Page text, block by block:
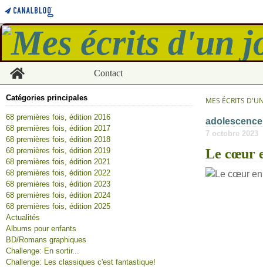
Home
Contact
Catégories principales
68 premières fois, édition 2016
68 premières fois, édition 2017
68 premières fois, édition 2018
68 premières fois, édition 2019
68 premières fois, édition 2021
68 premières fois, édition 2022
68 premières fois, édition 2023
68 premières fois, édition 2024
68 premières fois, édition 2025
Actualités
Albums pour enfants
BD/Romans graphiques
Challenge: En sortir...
Challenge: Les classiques c'est fantastique!
MES ÉCRITS
adolescence
7 octobre 2023
Le cœur